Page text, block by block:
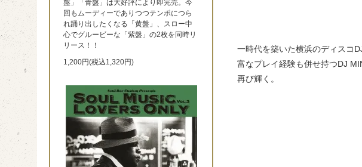
一時代を築いた横浜のディスコ
富なプレイ経験も併せ持つDJ
再び輝く。
盤」「青盤」は大好評により即完売。今
回もムーディーでありつつテンポにつら
れ踊り出したくなる「黄盤」、スロー中
心でグルービーな「紫盤」の2枚を同時リ
リース！！
1,200円(税込1,320円)